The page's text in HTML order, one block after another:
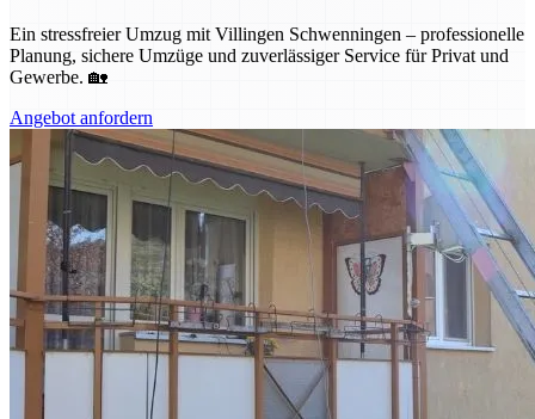
Ein stressfreier Umzug mit Villingen Schwenningen – professionelle
Planung, sichere Umzüge und zuverlässiger Service für Privat und
Gewerbe. 🏡
Angebot anfordern